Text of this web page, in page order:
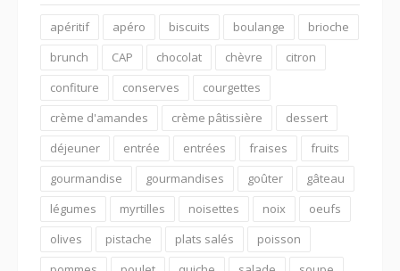
apéritif apéro biscuits boulange
brioche
brunch
CAP chocolat chèvre
citron
confiture
conserves
courgettes
crème d'amandes
crème pâtissière
dessert
déjeuner
entrée entrées fraises
fruits
gourmandise
gourmandises goûter
gâteau
légumes
myrtilles noisettes noix
oeufs
olives
pistache plats salés
poisson